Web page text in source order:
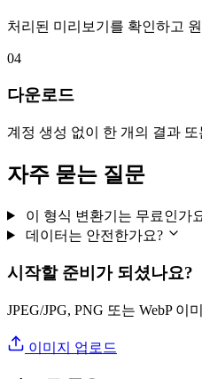
처리된 미리보기를 확인하고
04
다운로드
계정 생성 없이 한 개의 결과
자주 묻는 질문
이 형식 변환기는 무료인가
데이터는 안전한가요?
시작할 준비가 되셨나요?
JPEG/JPG, PNG 또는 WebP
이미지 업로드